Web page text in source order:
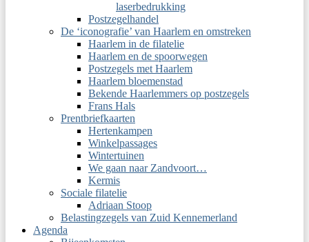
laserbedrukking
Postzegelhandel
De ‘iconografie’ van Haarlem en omstreken
Haarlem in de filatelie
Haarlem en de spoorwegen
Postzegels met Haarlem
Haarlem bloemenstad
Bekende Haarlemmers op postzegels
Frans Hals
Prentbriefkaarten
Hertenkampen
Winkelpassages
Wintertuinen
We gaan naar Zandvoort…
Kermis
Sociale filatelie
Adriaan Stoop
Belastingzegels van Zuid Kennemerland
Agenda